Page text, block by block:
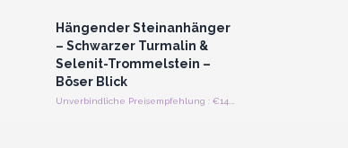
Hängender Steinanhänger
– Schwarzer Turmalin &
Selenit-Trommelstein –
Böser Blick